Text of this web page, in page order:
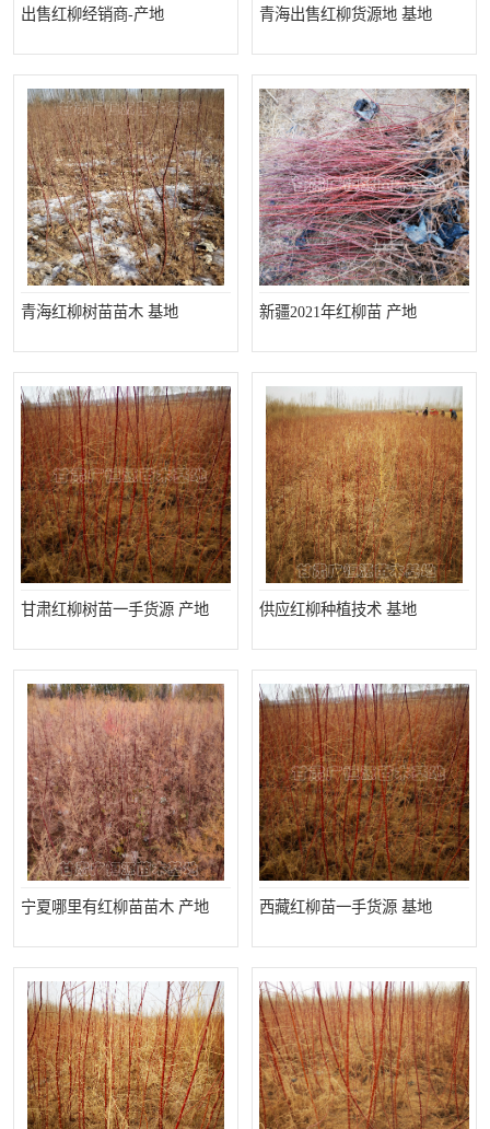
出售红柳经销商-产地 青海出售红柳货源地 基地
青海红柳树苗苗木 基地 新疆2021年红柳苗 产地
甘肃红柳树苗一手货源 产地 供应红柳种植技术 基地
宁夏哪里有红柳苗苗木 产地 西藏红柳苗一手货源 基地